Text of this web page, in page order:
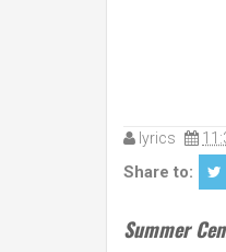
lyrics
Share to:
Summer